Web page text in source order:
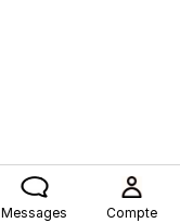
Messages Compte